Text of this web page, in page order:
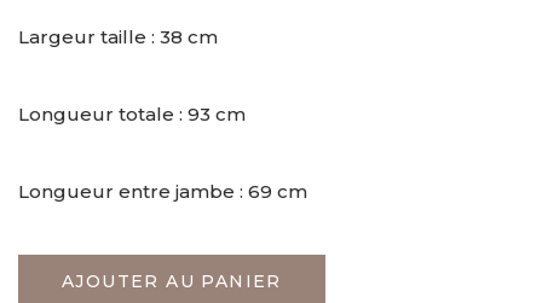
Largeur taille : 38 cm
Longueur totale : 93 cm
Longueur entre jambe : 69 cm
AJOUTER AU PANIER